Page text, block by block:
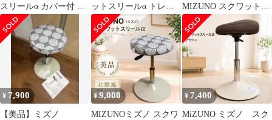
スリールα カバー付 健
康 エクササイズ
ットスリールα トレー
ニング ながら運動
MIZUNO スクワットス
リールα スクワット
¥ 7,900
【美品】ミズノ
¥9,000
MIZUNOミズノ スクワ
¥ 7,400
MiZUNO ミズノ スク